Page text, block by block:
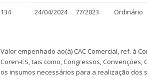
134 24/04/2024 77/2023 Ordinário
Valor empenhado ao(à) CAC Comercial, ref. à
Coren-ES, tais como, Congressos,
os insumos necessários para a realização dos